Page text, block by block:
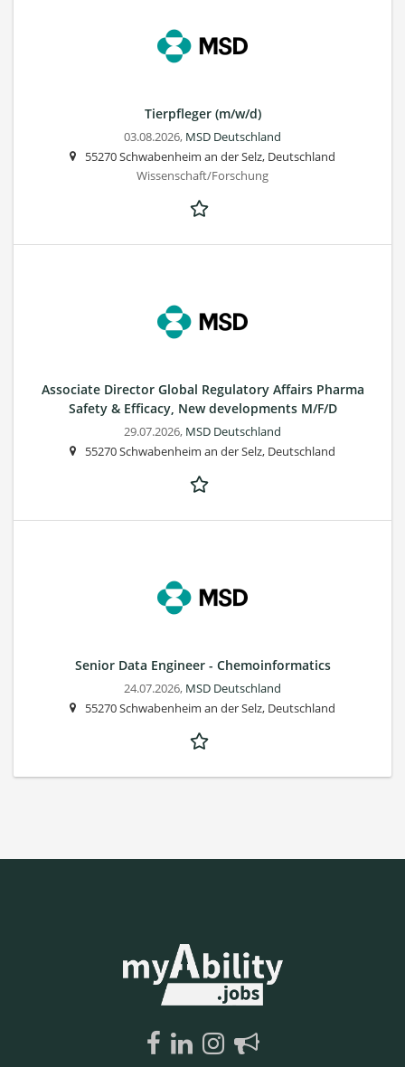
Tierpfleger (m/w/d)
03.08.2026, MSD Deutschland
55270 Schwabenheim an der Selz, Deutschland
Wissenschaft/Forschung
Associate Director Global Regulatory Affairs Pharma
Safety & Efficacy, New developments M/F/D
29.07.2026, MSD Deutschland
55270 Schwabenheim an der Selz, Deutschland
Senior Data Engineer - Chemoinformatics
24.07.2026, MSD Deutschland
55270 Schwabenheim an der Selz, Deutschland